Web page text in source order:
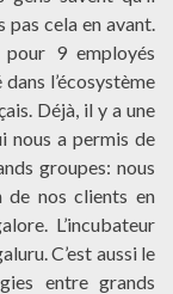
pas cela en avant.
pour 9 employés
l’écosystème
Déjà, il y a une
nous a permis de
groupes: nous
de nos clients en
L’incubateur
C’est aussi le
entre grands